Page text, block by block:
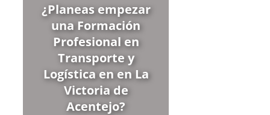
¿Planeas empezar
una Formación
Profesional en
Transporte y
Logística en en La
Victoria de
Acentejo?